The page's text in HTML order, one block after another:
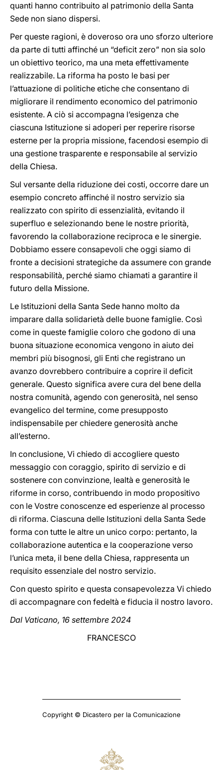
quanti hanno contribuito al patrimonio della Santa
Sede non siano dispersi.
Per queste ragioni, è doveroso ora uno sforzo ulteriore
da parte di tutti affinché un “deficit zero” non sia solo
un obiettivo teorico, ma una meta effettivamente
realizzabile. La riforma ha posto le basi per
l’attuazione di politiche etiche che consentano di
migliorare il rendimento economico del patrimonio
esistente. A ciò si accompagna l’esigenza che
ciascuna Istituzione si adoperi per reperire risorse
esterne per la propria missione, facendosi esempio di
una gestione trasparente e responsabile al servizio
della Chiesa.
Sul versante della riduzione dei costi, occorre dare un
esempio concreto affinché il nostro servizio sia
realizzato con spirito di essenzialità, evitando il
superfluo e selezionando bene le nostre priorità,
favorendo la collaborazione reciproca e le sinergie.
Dobbiamo essere consapevoli che oggi siamo di
fronte a decisioni strategiche da assumere con grande
responsabilità, perché siamo chiamati a garantire il
futuro della Missione.
Le Istituzioni della Santa Sede hanno molto da
imparare dalla solidarietà delle buone famiglie. Così
come in queste famiglie coloro che godono di una
buona situazione economica vengono in aiuto dei
membri più bisognosi, gli Enti che registrano un
avanzo dovrebbero contribuire a coprire il deficit
generale. Questo significa avere cura del bene della
nostra comunità, agendo con generosità, nel senso
evangelico del termine, come presupposto
indispensabile per chiedere generosità anche
all’esterno.
In conclusione, Vi chiedo di accogliere questo
messaggio con coraggio, spirito di servizio e di
sostenere con convinzione, lealtà e generosità le
riforme in corso, contribuendo in modo propositivo
con le Vostre conoscenze ed esperienze al processo
di riforma. Ciascuna delle Istituzioni della Santa Sede
forma con tutte le altre un unico corpo: pertanto, la
collaborazione autentica e la cooperazione verso
l’unica meta, il bene della Chiesa, rappresenta un
requisito essenziale del nostro servizio.
Con questo spirito e questa consapevolezza Vi chiedo
di accompagnare con fedeltà e fiducia il nostro lavoro.
Dal Vaticano, 16 settembre 2024
FRANCESCO
Copyright © Dicastero per la Comunicazione